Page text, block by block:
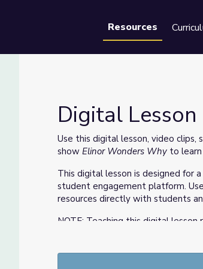
Resources
Digital
Use this digital lesson, video clips,
show Elinor Wonders Why to
This digital lesson is designed for
student engagement platform.
resources directly with students
NOTE: Teaching this digital